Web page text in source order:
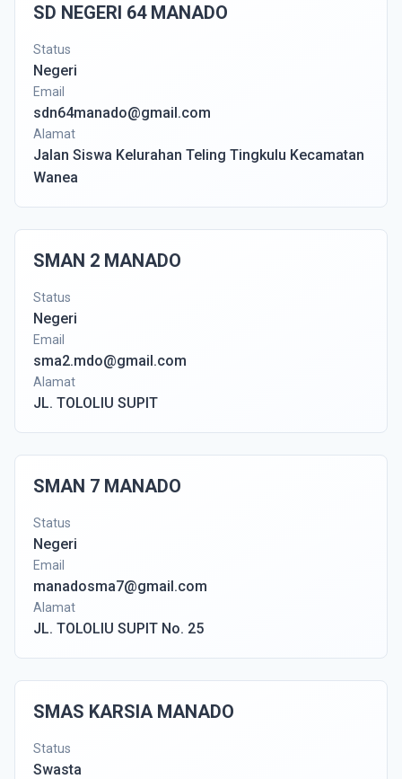
SD NEGERI 64 MANADO
Status
Negeri
Email
sdn64manado@gmail.com
Alamat
Jalan Siswa Kelurahan Teling Tingkulu Kecamatan
Wanea
SMAN 2 MANADO
Status
Negeri
Email
sma2.mdo@gmail.com
Alamat
JL. TOLOLIU SUPIT
SMAN 7 MANADO
Status
Negeri
Email
manadosma7@gmail.com
Alamat
JL. TOLOLIU SUPIT No. 25
SMAS KARSIA MANADO
Status
Swasta